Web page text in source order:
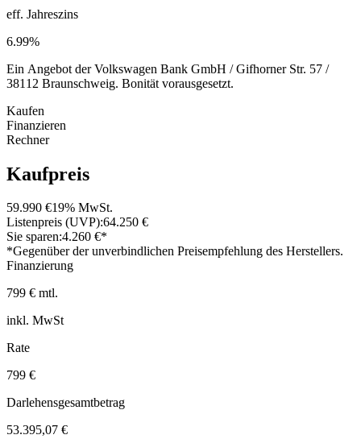
eff. Jahreszins
6.99%
Ein Angebot der Volkswagen Bank GmbH / Gifhorner Str. 57 /
38112 Braunschweig. Bonität vorausgesetzt.
Kaufen
Finanzieren
Rechner
Kaufpreis
59.990 €19% MwSt.
Listenpreis (UVP):64.250 €
Sie sparen:4.260 €*
*Gegenüber der unverbindlichen Preisempfehlung des Herstellers.
Finanzierung
799 € mtl.
inkl. MwSt
Rate
799 €
Darlehensgesamtbetrag
53.395,07 €